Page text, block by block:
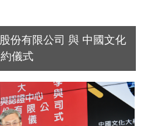
份有限公司 與 中國文化
儀式